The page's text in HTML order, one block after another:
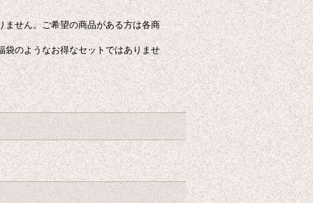
せん。ご希望の商品がある方は各商
のようなお得なセットではありませ